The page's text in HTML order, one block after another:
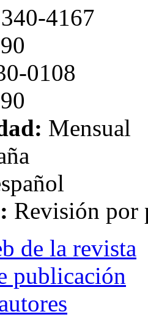
4167
0108
Mensual
Revisión por
de la revista
publicación